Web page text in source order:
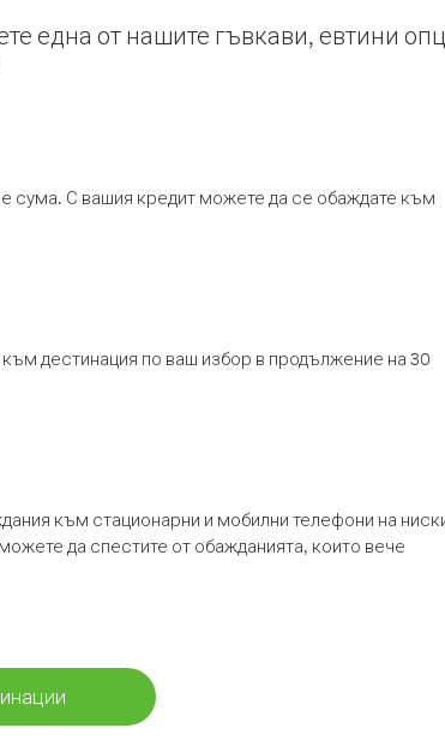
една от нашите гъвкави, евтини
сума. С вашия кредит можете да се обаждате към
дестинация по ваш избор в продължение на 30
към стационарни и мобилни телефони на
да спестите от обажданията, които вече